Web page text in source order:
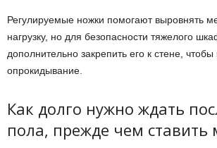
Регулируемые ножки помогают выровнять
нагрузку, но для безопасности тяжелого
дополнительно закрепить его к стене, чтобы
опрокидывание.
Как долго нужно ждать
пола, прежде чем ставить